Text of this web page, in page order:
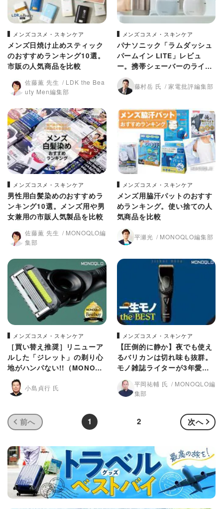
メンズコスメ・スキンケア
メンズ日焼け止めスティック
のおすすめランキング10選。
市販の人気商品を比較
佐藤薫 先生
LDK the Bea
uty Men編集部
メンズコスメ・スキンケア
パナソニック「ラムダッシュ
パームイン LITE」レビュ
ー。携帯シェーバーのライバ
ル機と徹底比較
藤村岳 氏 家電批評編集部
メンズコスメ・スキンケア
男性用白髪染めのおすすめラ
ンキング10選。メンズ用や男
女兼用の市販人気製品を比較
佐藤薫 先生
MONOQLO編
集部
メンズコスメ・スキンケア
メンズ用脇汗パットのおすす
めランキング。使い捨ての人
気商品を比較
平瀬光 MONOQLO編集部
メンズコスメ・スキンケア
［買い替え推奨］リニューア
ルした「ジレット」の剃り心
地がハンパない!!（MONOQL
O）
小島貞行 氏
メンズコスメ・スキンケア
【圧倒的に静か】夜でも使え
るバリカンは切れ味も抜群。
モノ雑誌ライターが3年愛用!
(MONOQLO)
平岡祐輔 氏
MONOQLO編
集部
前へ 1 2 次へ